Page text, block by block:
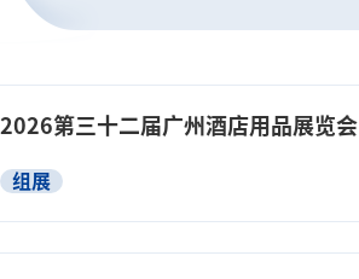
2026第三十二届广州酒店用品展览会
组展